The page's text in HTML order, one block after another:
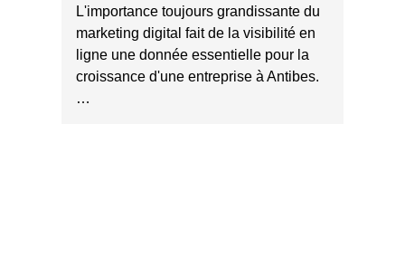
L'importance toujours grandissante du
marketing digital fait de la visibilité en
ligne une donnée essentielle pour la
croissance d'une entreprise à Antibes.
…